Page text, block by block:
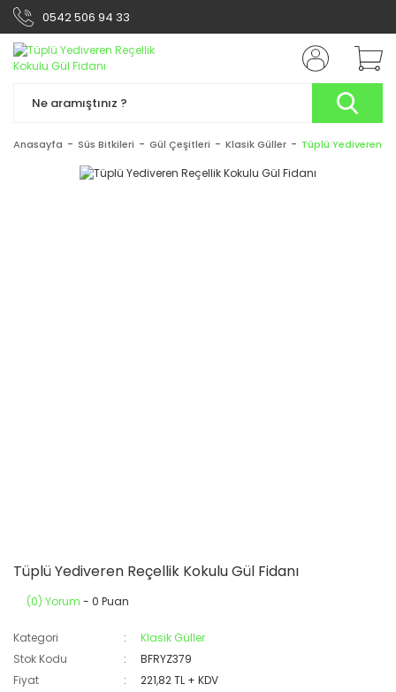
0542 506 94 33
Anasayfa Süs Bitkileri Gül Çeşitleri Klasik Güller Tüplü Yediveren
Tüplü Yediveren Reçellik Kokulu Gül Fidanı
(0) Yorum - 0 Puan
Kategori
Klasik Güller
Stok Kodu
BFRYZ379
Fiyat
221,82 TL + KDV